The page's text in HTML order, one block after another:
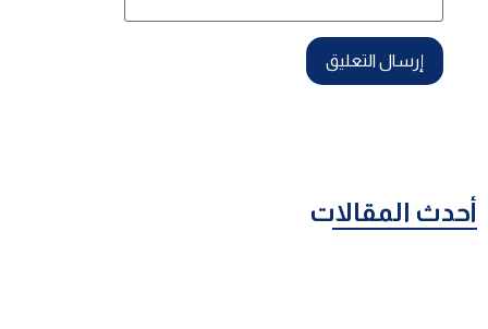
أحدث المقالات